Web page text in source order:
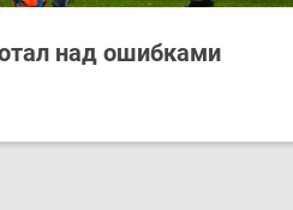
над ошибками